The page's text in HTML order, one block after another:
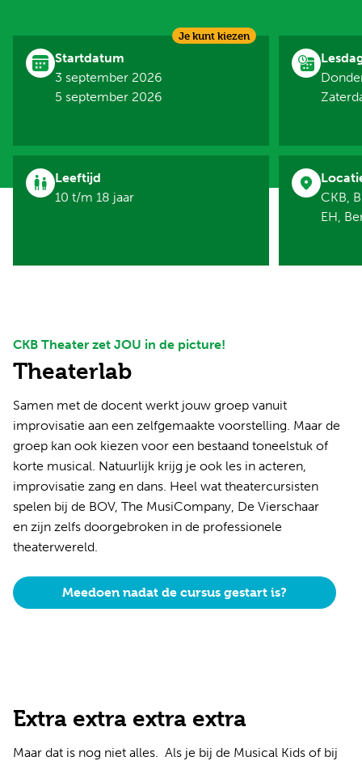
Je kunt kiezen
Startdatum
3 september 2026
5 september 2026
Leeftijd
10 t/m 18 jaar
CKB,
EH,
CKB Theater zet JOU in de picture!
Theaterlab
Samen met de docent werkt jouw groep vanuit
improvisatie aan een zelfgemaakte voorstelling. Maar de
groep kan ook kiezen voor een bestaand toneelstuk of
korte musical. Natuurlijk krijg je ook les in acteren,
improvisatie zang en dans. Heel wat theatercursisten
spelen bij de BOV, The MusiCompany, De Vierschaar
en zijn zelfs doorgebroken in de professionele
theaterwereld.
Meedoen nadat de cursus gestart is?
Extra extra extra extra
Maar dat is nog niet alles. Als je bij de Musical Kids of bij